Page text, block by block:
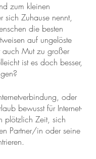
zum kleinen
sich Zuhause nennt,
die besten
auf ungelöste
auch Mut zu großer
ist es doch besser,
oder
bewusst für Internet-
plötzlich Zeit, sich
Partner/in oder seine